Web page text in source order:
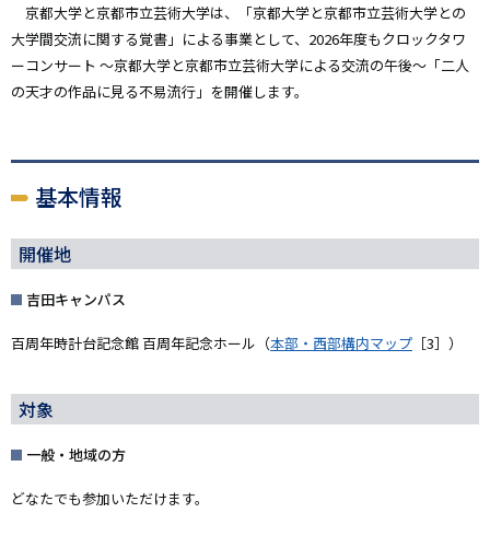
京都大学と京都市立芸術大学は、「京都大学と京都市立芸術大学との
大学間交流に関する覚書」による事業として、2026年度もクロックタワ
ーコンサート ～京都大学と京都市立芸術大学による交流の午後～「二人
の天才の作品に見る不易流行」を開催します。
基本情報
開催地
吉田キャンパス
百周年時計台記念館 百周年記念ホール（本部・西部構内マップ ［3］）
対象
一般・地域の方
どなたでも参加いただけます。